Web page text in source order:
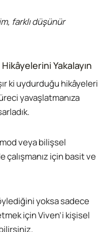
farklı düşünür
Yakalayın
ki uydurduğu hikâyeleri
yavaşlatmanıza
veya bilişsel
çalışmanız için basit ve
yoksa sadece
için Viven’i kişisel